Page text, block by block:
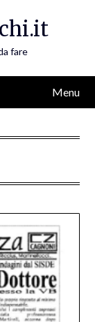
fare
Menu